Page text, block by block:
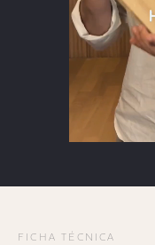
FICHA TÉCNICA